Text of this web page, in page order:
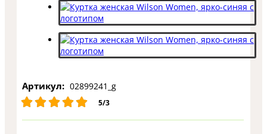
Артикул: 02899241_g
5/3